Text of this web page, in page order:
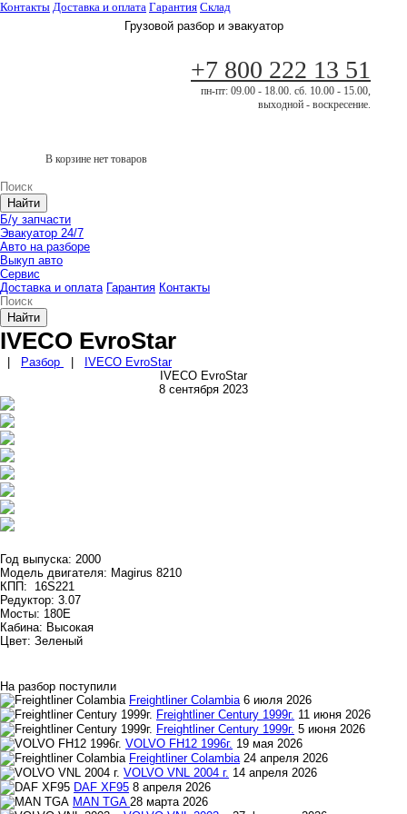
Контакты Доставка и оплата Гарантия Склад
Грузовой разбор и эвакуатор
+7 800 222 13 51
пн-пт: 09.00 - 18.00. сб. 10.00 - 15.00,
выходной - воскресение.
В корзине нет товаров
Найти
Б/у запчасти
Эвакуатор 24/7
Авто на разборе
Выкуп авто
Сервис
Доставка и оплата Гарантия Контакты
Найти
IVECO EvroStar
Разбор
IVECO EvroStar
IVECO EvroStar
8 сентября 2023
Год выпуска: 2000
Модель двигателя: Magirus 8210
КПП: 16S221
Редуктор: 3.07
Мосты: 180E
Кабина: Высокая
Цвет: Зеленый
На разбор поступили
Freightliner Colambia 6 июля 2026
Freightliner Century 1999г. 11 июня 2026
Freightliner Century 1999г. 5 июня 2026
VOLVO FH12 1996г. 19 мая 2026
Freightliner Colambia 24 апреля 2026
VOLVO VNL 2004 г. 14 апреля 2026
DAF XF95 8 апреля 2026
MAN TGA 28 марта 2026